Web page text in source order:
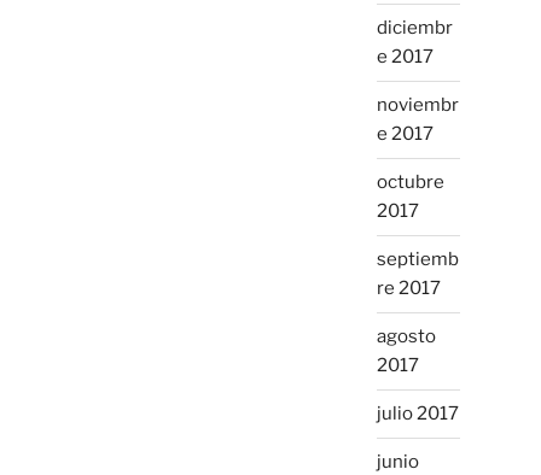
diciembr
e 2017
noviembr
e 2017
octubre
2017
septiemb
re 2017
agosto
2017
julio 2017
junio